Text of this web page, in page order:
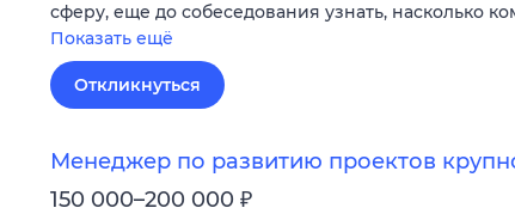
сферу, еще до собеседования узнать, насколько
Показать ещё
Откликнуться
Менеджер по развитию проектов
150 000–200 000 ₽